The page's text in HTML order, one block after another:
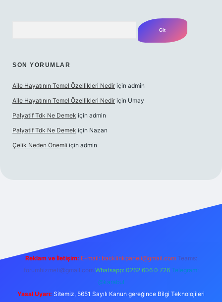
SON YORUMLAR
Aile Hayatının Temel Özellikleri Nedir için admin
Aile Hayatının Temel Özellikleri Nedir için Umay
Palyatif Tdk Ne Demek için admin
Palyatif Tdk Ne Demek için Nazan
Çelik Neden Önemli için admin
Reklam ve İletişim: E-mail: backlinkpaneli@gmail.com Teams:
forumhizmeti@gmail.com Whatsapp: 0262 606 0 726 Telegram:
@karabul
Yasal Uyarı: Sitemiz, 5651 Sayılı Kanun gereğince Bilgi Teknolojileri